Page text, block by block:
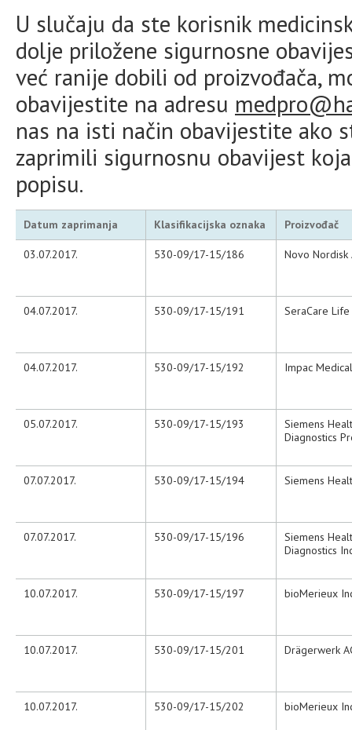
U slučaju da ste korisnik
dolje priložene sigurnosne
već ranije dobili od proizvođača,
obavijestite na adresu
nas na isti način obavijestite ako
zaprimili sigurnosnu obavijest
popisu.
Datum zaprimanja Klasifikacijska oznaka Proizvođač
03.07.2017. 530-09/17-15/186 Novo Nordisk
04.07.2017. 530-09/17-15/191 SeraCare Life
04.07.2017. 530-09/17-15/192 Impac
05.07.2017. 530-09/17-15/193
Siemens
Diagnostics
07.07.2017. 530-09/17-15/194 Siemens
07.07.2017. 530-09/17-15/196
Siemens
Diagnostics
10.07.2017. 530-09/17-15/197 bioMerieux
10.07.2017. 530-09/17-15/201 Drägerwerk
10.07.2017. 530-09/17-15/202 bioMerieux